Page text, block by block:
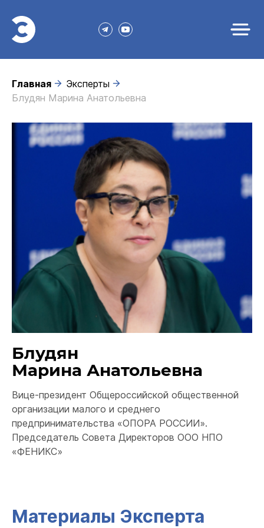
Главная
Эксперты
Блудян Марина Анатольевна
Блудян
Марина Анатольевна
Вице-президент Общероссийской общественной
организации малого и среднего
предпринимательства «ОПОРА РОССИИ».
Председатель Совета Директоров ООО НПО
«ФЕНИКС»
Материалы Эксперта